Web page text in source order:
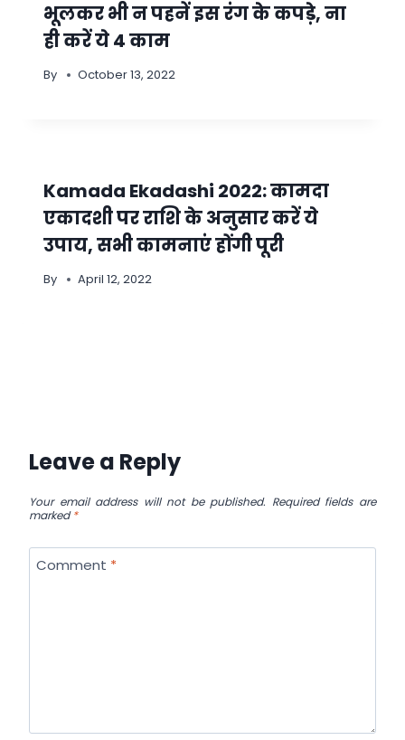
भूलकर भी न पहनें इस रंग के कपड़े, ना
ही करें ये 4 काम
By October 13, 2022
Kamada Ekadashi 2022: कामदा
एकादशी पर राशि के अनुसार करें ये
उपाय, सभी कामनाएं होंगी पूरी
By April 12, 2022
Leave a Reply
Your email address will not be published. Required fields are
marked*
Comment *